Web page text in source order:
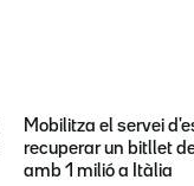
Mobilitza el servei
recuperar un bitllet
amb 1 milió a Itàlia